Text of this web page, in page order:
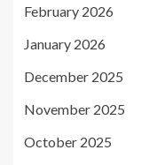
February 2026
January 2026
December 2025
November 2025
October 2025